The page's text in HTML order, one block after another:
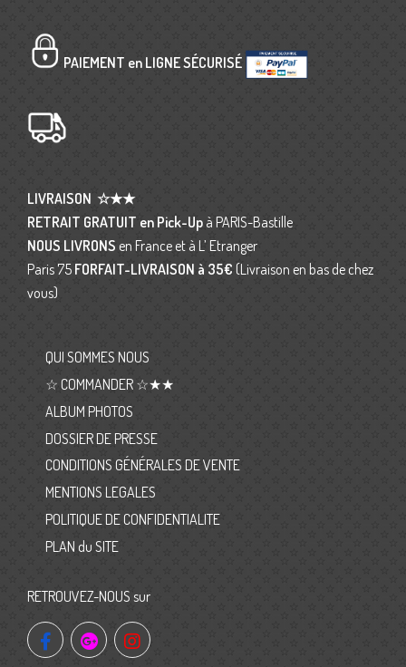
PAIEMENT en LIGNE SÉCURISÉ
LIVRAISON ☆★★
RETRAIT GRATUIT en Pick-Up à PARIS-Bastille
NOUS LIVRONS en France et à L’ Etranger
Paris 75 FORFAIT-LIVRAISON à 35€ (Livraison en bas de chez
vous)
QUI SOMMES NOUS
☆ COMMANDER ☆★★
ALBUM PHOTOS
DOSSIER DE PRESSE
CONDITIONS GÉNÉRALES DE VENTE
MENTIONS LEGALES
POLITIQUE DE CONFIDENTIALITE
PLAN du SITE
RETROUVEZ-NOUS sur